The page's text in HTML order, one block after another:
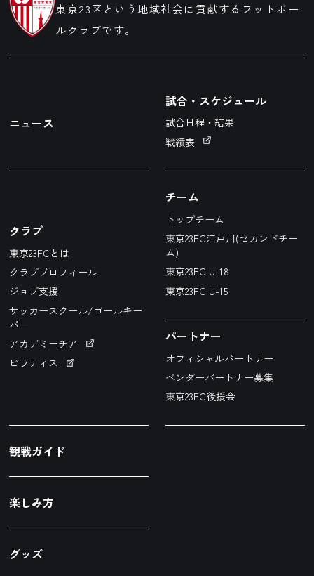
東京23区という地域社会に貢献するフットボー
ルクラブです。
ニュース
クラブ
東京23FCとは
クラブプロフィール
ジョブ支援
サッカースクール/ゴールキー
パー
アカデミーチア
ピラティス
チーム
トップチーム
東京23FC江戸川(セカンドチー
ム)
東京23FC U-18
東京23FC U-15
試合・スケジュール
試合日程・結果
戦績表
パートナー
オフィシャルパートナー
ベンダーパートナー募集
東京23FC後援会
観戦ガイド
楽しみ方
グッズ